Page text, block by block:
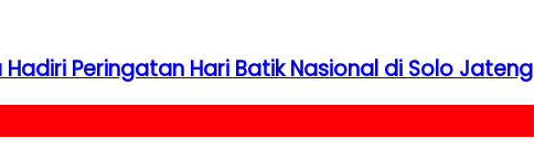
Peringatan Hari Batik Nasional di Solo Jateng